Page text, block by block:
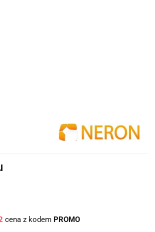
cena z kodem PROMO